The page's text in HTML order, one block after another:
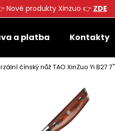
Nové produkty Xinzuo 👉 ZDE
a platba Kontakty
čínský nůž TAO XinZuo Yi B27 7"
najít?
HLEDAT